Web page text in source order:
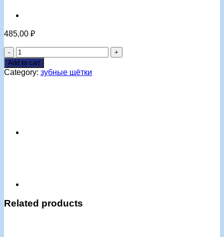
485,00 ₽
Зубная
щетка
Pierrot
Travel
Add to cart
Category: зубные щётки
Related products